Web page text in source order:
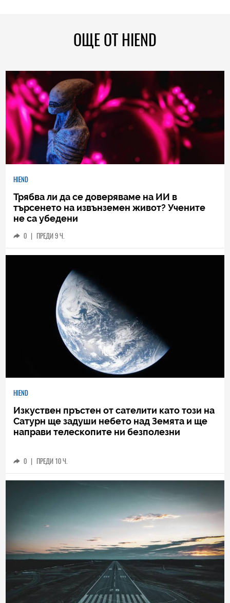
ОЩЕ ОТ HIEND
HIEND
Трябва ли да се доверяваме на ИИ в
търсенето на извънземен живот? Учените
не са убедени
0 | ПРЕДИ 9 Ч.
HIEND
Изкуствен пръстен от сателити като този на
Сатурн ще задуши небето над Земята и ще
направи телескопите ни безполезни
0 | ПРЕДИ 10 Ч.